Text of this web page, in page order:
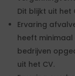
Dit blijkt uit het
Ervaring
heeft
bedrijven
uit het CV.